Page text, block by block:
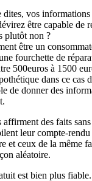
dites, vos
être capable de
plutôt non ?
être un
fourchette de
500euros à 1500
dans ce cas
de donner des
des faits
leur compte-
et ceux de la même
aléatoire.
est bien plus fiable.